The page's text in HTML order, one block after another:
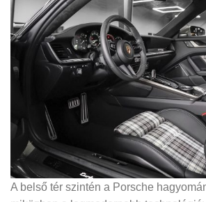
A belső tér szintén a Porsche